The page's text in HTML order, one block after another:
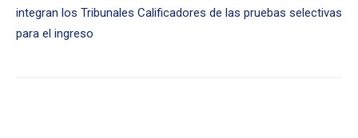
integran los Tribunales Calificadores de las pruebas selectivas
para el ingreso